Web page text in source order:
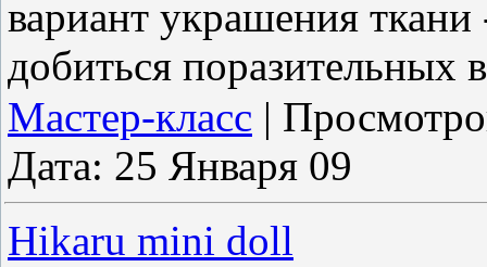
вариант украшения
добиться поразительных
Мастер-класс |
Дата: 25 Января 09
Hikaru mini doll